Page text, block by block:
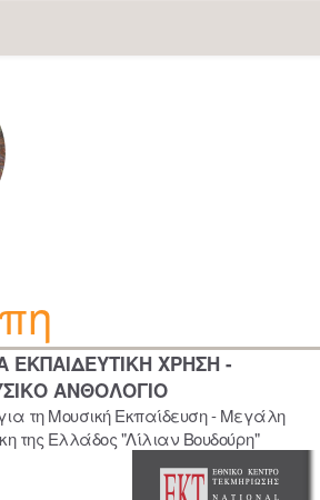
ΕΚΠΑΙΔΕΥΤΙΚΗ ΧΡΗΣΗ -
ΑΝΘΟΛΟΓΙΟ
τη Μουσική Εκπαίδευση - Μεγάλη
της Ελλάδος "Λίλιαν Βουδούρη"